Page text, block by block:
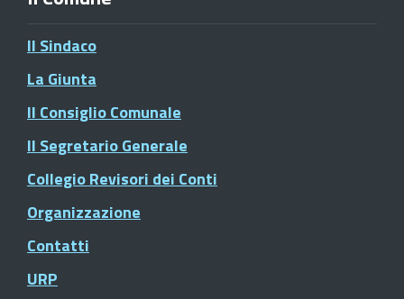
Il Sindaco
La Giunta
Il Consiglio Comunale
Il Segretario Generale
Collegio Revisori dei Conti
Organizzazione
Contatti
URP